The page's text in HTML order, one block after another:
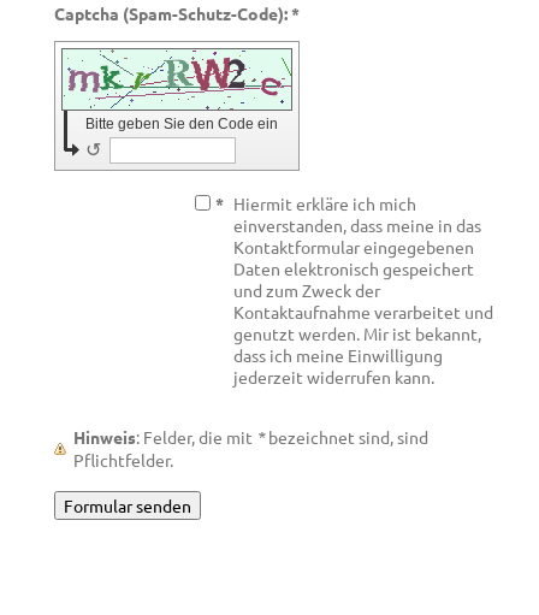
Captcha (Spam-Schutz-Code): *
Bitte geben Sie den Code ein
↺
* Hiermit erkläre ich mich
einverstanden, dass meine in das
Kontaktformular eingegebenen
Daten elektronisch gespeichert
und zum Zweck der
Kontaktaufnahme verarbeitet und
genutzt werden. Mir ist bekannt,
dass ich meine Einwilligung
jederzeit widerrufen kann.
Hinweis : Felder, die mit *bezeichnet sind, sind
Pflichtfelder.